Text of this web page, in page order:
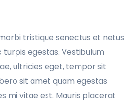
tristique senectus et netus
egestas. Vestibulum
ultricies eget, tempor sit
sit amet quam egestas
mi vitae est. Mauris placerat